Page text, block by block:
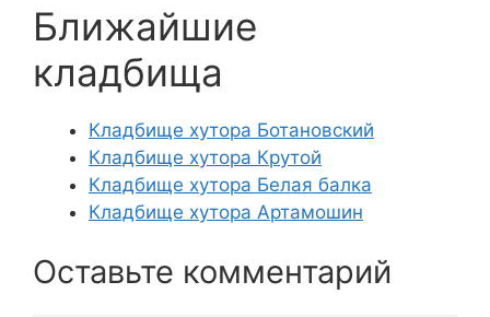
Ближайшие
кладбища
Кладбище хутора Ботановский
Кладбище хутора Крутой
Кладбище хутора Белая балка
Кладбище хутора Артамошин
Оставьте комментарий